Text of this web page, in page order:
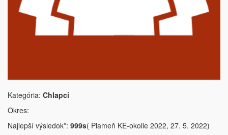
Kategória: Chlapci
Okres:
Najlepší výsledok*: 999s( Plameň KE-okolie 2022, 27. 5. 2022)